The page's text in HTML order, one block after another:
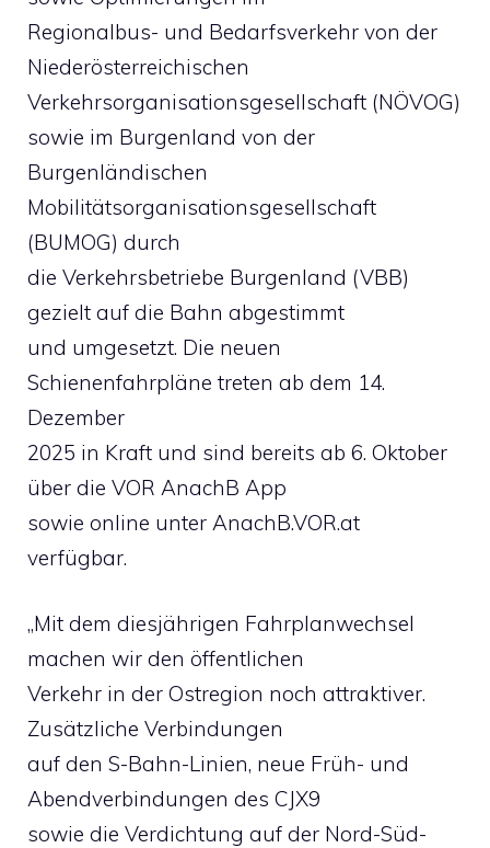
Regionalbus- und Bedarfsverkehr von der
Niederösterreichischen
Verkehrsorganisationsgesellschaft (NÖVOG)
sowie im Burgenland von der
Burgenländischen
Mobilitätsorganisationsgesellschaft
(BUMOG) durch
die Verkehrsbetriebe Burgenland (VBB)
gezielt auf die Bahn abgestimmt
und umgesetzt. Die neuen
Schienenfahrpläne treten ab dem 14.
Dezember
2025 in Kraft und sind bereits ab 6. Oktober
über die VOR AnachB App
sowie online unter AnachB.VOR.at
verfügbar.
„Mit dem diesjährigen Fahrplanwechsel
machen wir den öffentlichen
Verkehr in der Ostregion noch attraktiver.
Zusätzliche Verbindungen
auf den S-Bahn-Linien, neue Früh- und
Abendverbindungen des CJX9
sowie die Verdichtung auf der Nord-Süd-